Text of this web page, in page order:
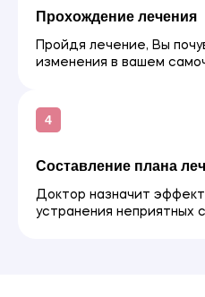
Прохождение лечения
Пройдя лечение, Вы
изменения в вашем
Составление плана
Доктор назначит
устранения неприятных